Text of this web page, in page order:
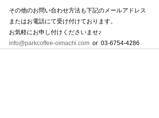
その他のお問い合わせ方法も下記のメールアドレス
またはお電話にて受け付けております。
お気軽にお申し付けくださいませ♪
info@parkcoffee-oimachi.com
  or  03-6754-4286